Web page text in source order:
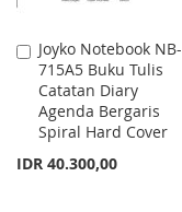
Joyko Notebook NB-
715A5 Buku Tulis
Catatan Diary
Agenda Bergaris
Spiral Hard Cover
IDR 40.300,00
Add
to
Cart